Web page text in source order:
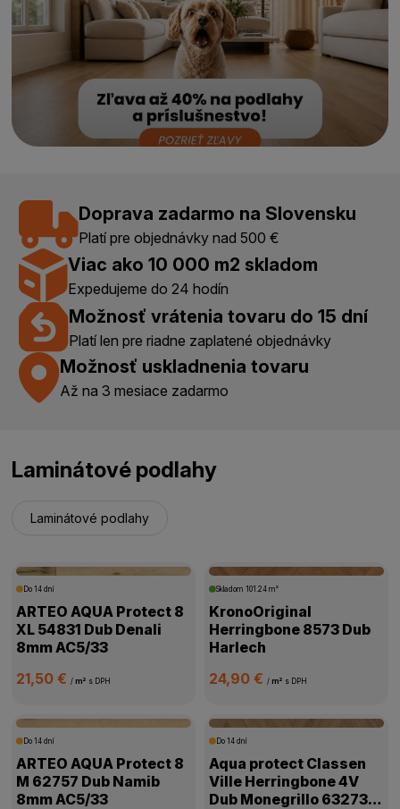
Doprava zadarmo na Slovensku
Platí pre objednávky nad 500 €
Viac ako 10 000 m2 skladom
Expedujeme do 24 hodín
Možnosť vrátenia tovaru do 15 dní
Platí len pre riadne zaplatené objednávky
Možnosť uskladnenia tovaru
Až na 3 mesiace zadarmo
Laminátové podlahy
Laminátové podlahy
Do 14 dní
ARTEO AQUA Protect 8
XL 54831 Dub Denali
8mm AC5/33
21,50 €/ m² s DPH
Skladom 101.24 m²
KronoOriginal
Herringbone 8573 Dub
Harlech
24,90 € / m² s DPH
Do 14 dní
ARTEO AQUA Protect 8
M 62757 Dub Namib
8mm AC5/33
Do 14 dní
Aqua protect Classen
Ville Herringbone 4V
Dub Monegrillo 63273